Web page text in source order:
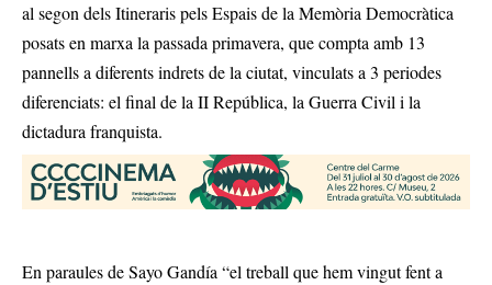
al segon dels Itineraris pels Espais de la Memòria Democràtica
posats en marxa la passada primavera, que compta amb 13
pannells a diferents indrets de la ciutat, vinculats a 3 periodes
diferenciats: el final de la II República, la Guerra Civil i la
dictadura franquista.
En paraules de Sayo Gandía “el treball que hem vingut fent a